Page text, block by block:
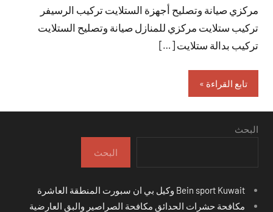
مركزي صيانة وتصليح أجهزة الستلايت تركيب الرسيفر
تركيب ستلايت مركزي للمنازل صيانة وتصليح الستلايت
تركيب بدالة ستلايت […]
تابع القراءة
البحث
البحث
مكافحة حشرات الحدائق مكافحة الصراصير والبق العارضية